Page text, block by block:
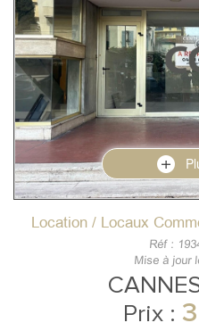
Location / Locaux
Réf :
Mise à jour
Prix :